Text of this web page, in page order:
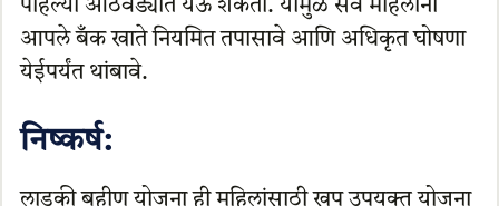
पहिल्या आठवड्यात येऊ शकतो. यामुळे सर्व महिलांनी
आपले बँक खाते नियमित तपासावे आणि अधिकृत घोषणा
येईपर्यंत थांबावे.
निष्कर्ष:
लाडकी बहीण योजना ही महिलांसाठी खूप उपयुक्त योजना